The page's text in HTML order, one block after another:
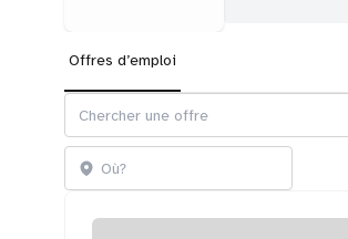
Offres d’emploi